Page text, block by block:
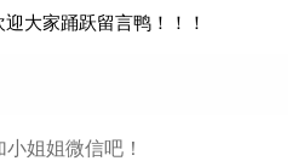
大家踊跃留言鸭！！！
姐姐微信吧！